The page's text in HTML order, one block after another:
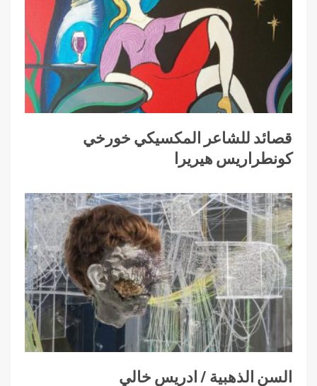
قصائد للشاعر المكسيكي خورخي
كونطراريس هيريرا
السن الذهبية / ادريس خالي